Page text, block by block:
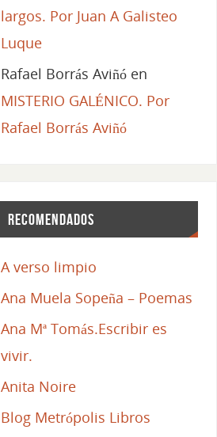
largos. Por Juan A Galisteo
Luque
Rafael Borrás Aviñó en
MISTERIO GALÉNICO. Por
Rafael Borrás Aviñó
Recomendados
A verso limpio
Ana Muela Sopeña – Poemas
Ana Mª Tomás.Escribir es
vivir.
Anita Noire
Blog Metrópolis Libros